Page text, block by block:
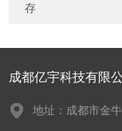
存
成都亿宇科技有限
地址：成都市金